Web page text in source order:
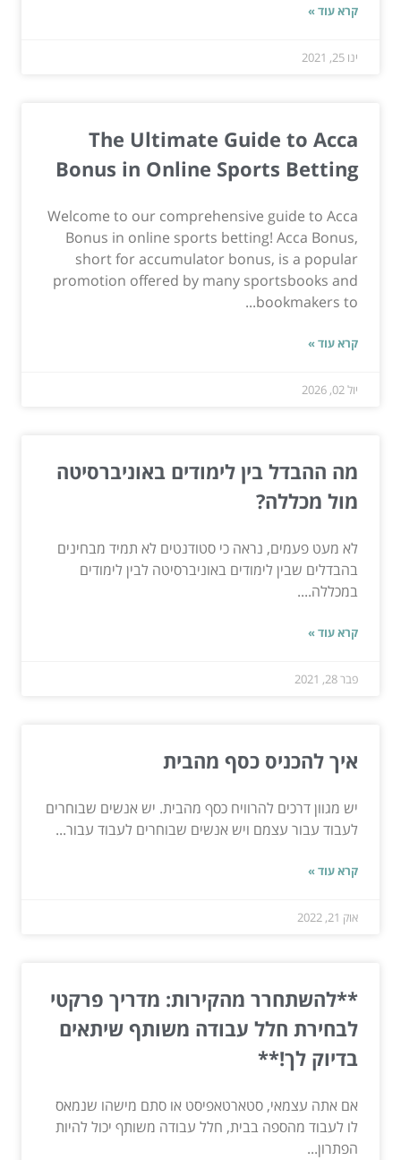
קרא עוד »
ינו 25, 2021
The Ultimate Guide to Acca
Bonus in Online Sports Betting
Welcome to our comprehensive guide to Acca
Bonus in online sports betting! Acca Bonus,
short for accumulator bonus, is a popular
promotion offered by many sportsbooks and
bookmakers to...
קרא עוד »
יול 02, 2026
מה ההבדל בין לימודים באוניברסיטה
מול מכללה?
לא מעט פעמים, נראה כי סטודנטים לא תמיד מבחינים
בהבדלים שבין לימודים באוניברסיטה לבין לימודים
במכללה....
קרא עוד »
פבר 28, 2021
איך להכניס כסף מהבית
יש מגוון דרכים להרוויח כסף מהבית. יש אנשים שבוחרים
לעבוד עבור עצמם ויש אנשים שבוחרים לעבוד עבור...
קרא עוד »
אוק 21, 2022
**להשתחרר מהקירות: מדריך פרקטי
לבחירת חלל עבודה משותף שיתאים
בדיוק לך!**
אם אתה עצמאי, סטארטאפיסט או סתם מישהו שנמאס
לו לעבוד מהספה בבית, חלל עבודה משותף יכול להיות
הפתרון...